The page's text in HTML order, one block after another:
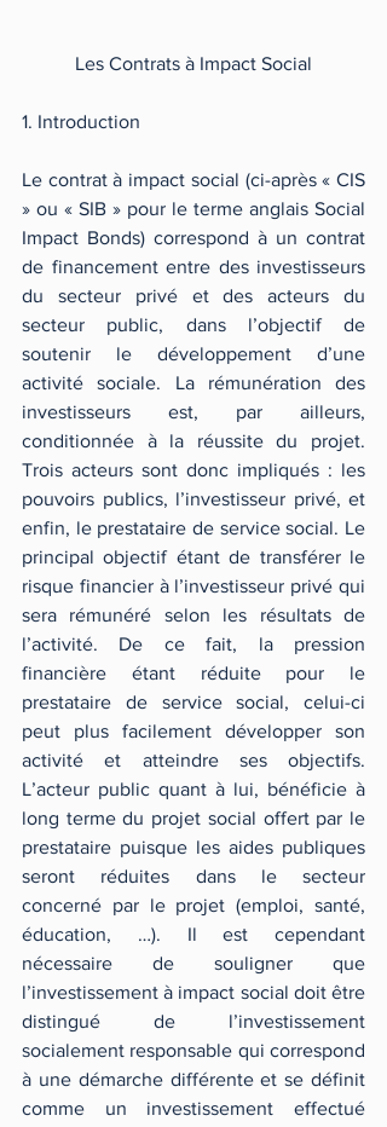
Les Contrats à Impact Social
1. Introduction
Le contrat à impact social (ci-après « CIS
» ou « SIB » pour le terme anglais Social
Impact Bonds) correspond à un contrat
de financement entre des investisseurs
du secteur privé et des acteurs du
secteur public, dans l’objectif de
soutenir le développement d’une
activité sociale. La rémunération des
investisseurs est, par ailleurs,
conditionnée à la réussite du projet.
Trois acteurs sont donc impliqués : les
pouvoirs publics, l’investisseur privé, et
enfin, le prestataire de service social. Le
principal objectif étant de transférer le
risque financier à l’investisseur privé qui
sera rémunéré selon les résultats de
l’activité. De ce fait, la pression
financière étant réduite pour le
prestataire de service social, celui-ci
peut plus facilement développer son
activité et atteindre ses objectifs.
L’acteur public quant à lui, bénéficie à
long terme du projet social offert par le
prestataire puisque les aides publiques
seront réduites dans le secteur
concerné par le projet (emploi, santé,
éducation, …). Il est cependant
nécessaire de souligner que
l’investissement à impact social doit être
distingué de l’investissement
socialement responsable qui correspond
à une démarche différente et se définit
comme un investissement effectué